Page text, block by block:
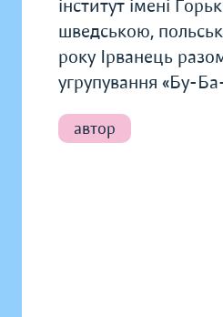
інститут імені
шведською,
року Ірванець
угрупування «Бу-
автор